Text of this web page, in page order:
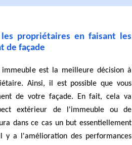
propriétaires en faisant les
de façade
est la meilleure décision à
Ainsi, il est possible que vous
de votre façade. En fait, cela va
extérieur de l'immeuble ou de
dans ce cas un but essentiellement
y a l'amélioration des performances